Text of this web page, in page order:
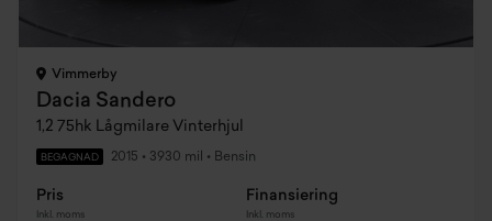
Vimmerby
Dacia Sandero
1,2 75hk Lågmilare Vinterhjul
BEGAGNAD 2015 • 3930 mil • Bensin
Pris
Inkl. moms
Finansiering
Inkl. moms